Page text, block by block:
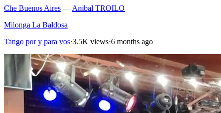
Che Buenos Aires — Anibal TROILO
Milonga La Baldosa
Tango por y para vos·3.5K views·6 months ago